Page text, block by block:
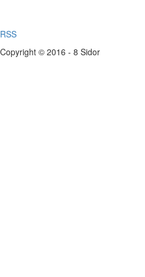
RSS
Copyright © 2016 - 8 Sidor